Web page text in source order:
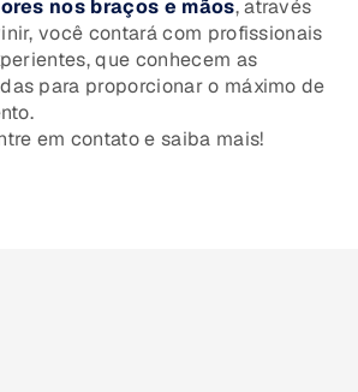
nos braços e mãos, através
você contará com profissionais
que conhecem as
para proporcionar o máximo de
em contato e saiba mais!